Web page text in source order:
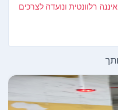
רלוונטית ונועדה לצרכים